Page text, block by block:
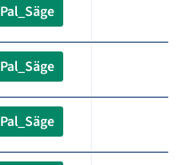
Pal_Säge
Pal_Säge
Pal_Säge